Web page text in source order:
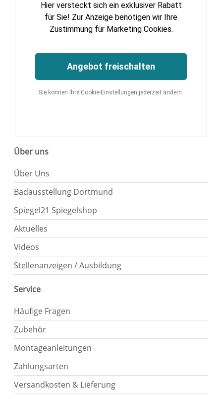
Hier versteckt sich ein exklusiver Rabatt
für Sie! Zur Anzeige benötigen wir Ihre
Zustimmung für Marketing Cookies.
Angebot freischalten
Sie können Ihre Cookie-Einstellungen jederzeit ändern.
Über uns
Über Uns
Badausstellung Dortmund
Spiegel21 Spiegelshop
Aktuelles
Videos
Stellenanzeigen / Ausbildung
Service
Häufige Fragen
Zubehör
Montageanleitungen
Zahlungsarten
Versandkosten & Lieferung